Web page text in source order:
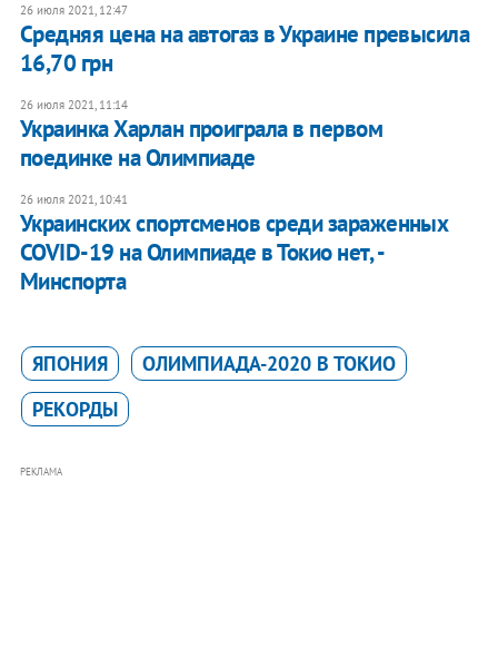
26 июля 2021, 12:47
Средняя цена на автогаз в Украине превысила
16,70 грн
26 июля 2021, 11:14
Украинка Харлан проиграла в первом
поединке на Олимпиаде
26 июля 2021, 10:41
Украинских спортсменов среди зараженных
COVID-19 на Олимпиаде в Токио нет, -
Минспорта
ЯПОНИЯ
ОЛИМПИАДА-2020 В ТОКИО
РЕКОРДЫ
РЕКЛАМА